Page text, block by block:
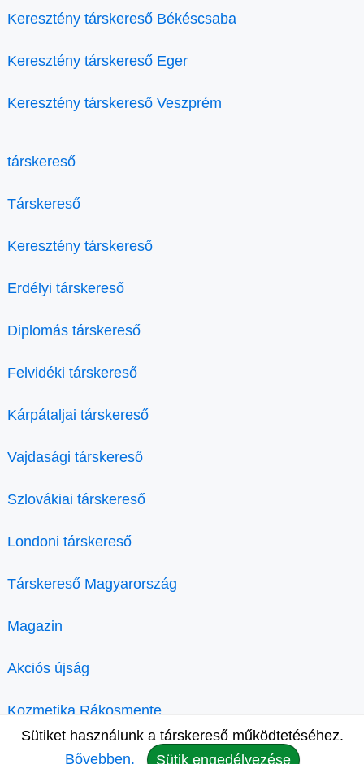
Keresztény társkereső Békéscsaba
Keresztény társkereső Eger
Keresztény társkereső Veszprém
társkereső
Társkereső
Keresztény társkereső
Erdélyi társkereső
Diplomás társkereső
Felvidéki társkereső
Kárpátaljai társkereső
Vajdasági társkereső
Szlovákiai társkereső
Londoni társkereső
Társkereső Magyarország
Magazin
Akciós újság
Kozmetika Rákosmente
Sütiket használunk a társkereső működtetéséhez.
Bővebben.
Sütik engedélyezése